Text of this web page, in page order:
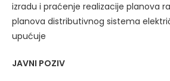
izradu i praćenje realizacije planova
planova distributivnog sistema
upućuje
JAVNI POZIV